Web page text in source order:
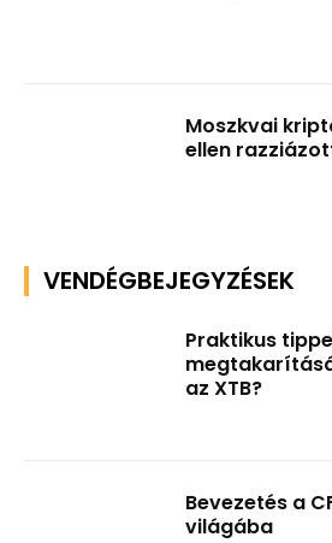
Moszkvai
ellen
VENDÉGBEJEGYZÉSEK
Praktikus
az XTB?
Bevezetés a
világába